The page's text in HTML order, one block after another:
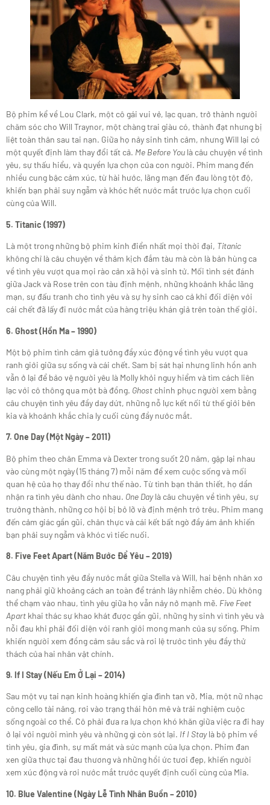
Bộ phim kể về Lou Clark, một cô gái vui vẻ, lạc quan, trở thành người
chăm sóc cho Will Traynor, một chàng trai giàu có, thành đạt nhưng bị
liệt toàn thân sau tai nạn. Giữa họ nảy sinh tình cảm, nhưng Will lại có
một quyết định làm thay đổi tất cả. Me Before You là câu chuyện về tình
yêu, sự thấu hiểu, và quyền lựa chọn của con người. Phim mang đến
nhiều cung bậc cảm xúc, từ hài hước, lãng mạn đến đau lòng tột độ,
khiến bạn phải suy ngẫm và khóc hết nước mắt trước lựa chọn cuối
cùng của Will.
5. Titanic (1997)
Là một trong những bộ phim kinh điển nhất mọi thời đại, Titanic
không chỉ là câu chuyện về thảm kịch đắm tàu mà còn là bản hùng ca
về tình yêu vượt qua mọi rào cản xã hội và sinh tử. Mối tình sét đánh
giữa Jack và Rose trên con tàu định mệnh, những khoảnh khắc lãng
mạn, sự đấu tranh cho tình yêu và sự hy sinh cao cả khi đối diện với
cái chết đã lấy đi nước mắt của hàng triệu khán giả trên toàn thế giới.
6. Ghost (Hồn Ma – 1990)
Một bộ phim tình cảm giả tưởng đầy xúc động về tình yêu vượt qua
ranh giới giữa sự sống và cái chết. Sam bị sát hại nhưng linh hồn anh
vẫn ở lại để bảo vệ người yêu là Molly khỏi nguy hiểm và tìm cách liên
lạc với cô thông qua một bà đồng. Ghost chinh phục người xem bằng
câu chuyện tình yêu đầy day dứt, những nỗ lực kết nối từ thế giới bên
kia và khoảnh khắc chia ly cuối cùng đầy nước mắt.
7. One Day (Một Ngày – 2011)
Bộ phim theo chân Emma và Dexter trong suốt 20 năm, gặp lại nhau
vào cùng một ngày (15 tháng 7) mỗi năm để xem cuộc sống và mối
quan hệ của họ thay đổi như thế nào. Từ tình bạn thân thiết, họ dần
nhận ra tình yêu dành cho nhau. One Daylà câu chuyện về tình yêu, sự
trưởng thành, những cơ hội bị bỏ lỡ và định mệnh trớ trêu. Phim mang
đến cảm giác gần gũi, chân thực và cái kết bất ngờ đầy ám ảnh khiến
bạn phải suy ngẫm và khóc vì tiếc nuối.
8. Five Feet Apart (Năm Bước Để Yêu – 2019)
Câu chuyện tình yêu đầy nước mắt giữa Stella và Will, hai bệnh nhân xơ
nang phải giữ khoảng cách an toàn để tránh lây nhiễm chéo. Dù không
thể chạm vào nhau, tình yêu giữa họ vẫn nảy nở mạnh mẽ. Five Feet
Apart khai thác sự khao khát được gần gũi, những hy sinh vì tình yêu và
nỗi đau khi phải đối diện với ranh giới mong manh của sự sống. Phim
khiến người xem đồng cảm sâu sắc và rơi lệ trước tình yêu đầy thử
thách của hai nhân vật chính.
9. If I Stay (Nếu Em Ở Lại – 2014)
Sau một vụ tai nạn kinh hoàng khiến gia đình tan vỡ, Mia, một nữ nhạc
công cello tài năng, rơi vào trạng thái hôn mê và trải nghiệm cuộc
sống ngoài cơ thể. Cô phải đưa ra lựa chọn khó khăn giữa việc ra đi hay
ở lại với người mình yêu và những gì còn sót lại. If I Staylà bộ phim về
tình yêu, gia đình, sự mất mát và sức mạnh của lựa chọn. Phim đan
xen giữa thực tại đau thương và những hồi ức tươi đẹp, khiến người
xem xúc động và rơi nước mắt trước quyết định cuối cùng của Mia.
10. Blue Valentine (Ngày Lễ Tình Nhân Buồn – 2010)